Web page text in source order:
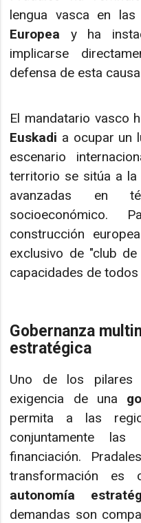
lengua vasca en
Europea y ha
implicarse
defensa de esta
El mandatario vasco
Euskadi a ocupar un
escenario
territorio se sitúa a
avanzadas en
socioeconómico.
construcción
exclusivo de "club
capacidades de
Gobernanza
estratégica
Uno de los
exigencia de una
permita a las
conjuntamente
financiación.
transformación es
autonomía
demandas son